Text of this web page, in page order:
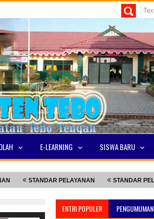
E-LEARNING SISWA BARU
PELAYANAN STANDAR PELAYANAN
ENTRI POPULER PENGUMUMAN